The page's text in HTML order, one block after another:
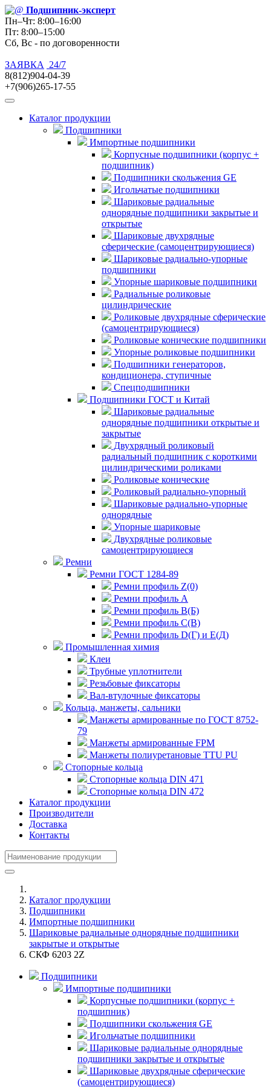
Подшипник-эксперт
Пн–Чт: 8:00–16:00
Пт: 8:00–15:00
Сб, Вс - по договоренности
ЗАЯВКА
24/7
8(812)904-04-39
+7(906)265-17-55
Каталог продукции
Подшипники
Импортные подшипники
Корпусные подшипники (корпус +
подшипник)
Подшипники скольжения GE
Игольчатые подшипники
Шариковые радиальные
однорядные подшипники закрытые и
открытые
Шариковые двухрядные
сферические (самоцентрирующиеся)
Шариковые радиально-упорные
подшипники
Упорные шариковые подшипники
Радиальные роликовые
цилиндрические
Роликовые двухрядные сферические
(самоцентрирующиеся)
Роликовые конические подшипники
Упорные роликовые подшипники
Подшипники генераторов,
кондиционера, ступичные
Спецподшипники
Подшипники ГОСТ и Китай
Шариковые радиальные
однорядные подшипники открытые и
закрытые
Двухрядный роликовый
радиальный подшипник с короткими
цилиндрическими роликами
Роликовые конические
Роликовый радиально-упорный
Шариковые радиально-упорные
однорядные
Упорные шариковые
Двухрядные роликовые
самоцентрирующиеся
Ремни
Ремни ГОСТ 1284-89
Ремни профиль Z(0)
Ремни профиль А
Ремни профиль В(Б)
Ремни профиль С(В)
Ремни профиль D(Г) и E(Д)
Промышленная химия
Клеи
Трубные уплотнители
Резьбовые фиксаторы
Вал-втулочные фиксаторы
Кольца, манжеты, сальники
Манжеты армированные по ГОСТ 8752-
79
Манжеты армированные FPM
Манжеты полиуретановые TTU PU
Стопорные кольца
Стопорные кольца DIN 471
Стопорные кольца DIN 472
Каталог продукции
Производители
Доставка
Контакты
Каталог продукции
Подшипники
Импортные подшипники
Шариковые радиальные однорядные подшипники
закрытые и открытые
СКФ 6203 2Z
Подшипники
Импортные подшипники
Корпусные подшипники (корпус +
подшипник)
Подшипники скольжения GE
Игольчатые подшипники
Шариковые радиальные однорядные
подшипники закрытые и открытые
Шариковые двухрядные сферические
(самоцентрирующиеся)